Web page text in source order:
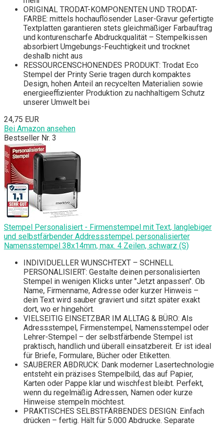
ORIGINAL TRODAT-KOMPONENTEN UND TRODAT-
FARBE: mittels hochauflösender Laser-Gravur gefertigte
Textplatten garantieren stets gleichmäßiger Farbauftrag
und konturenscharfe Abdruckqualität – Stempelkissen
absorbiert Umgebungs-Feuchtigkeit und trocknet
deshalb nicht aus
RESSOURCENSCHONENDES PRODUKT: Trodat Eco
Stempel der Printy Serie tragen durch kompaktes
Design, hohen Anteil an recycelten Materialien sowie
energieeffizienter Produktion zu nachhaltigem Schutz
unserer Umwelt bei
24,75 EUR
Bei Amazon ansehen
Bestseller Nr. 3
Stempel Personalisiert - Firmenstempel mit Text, langlebiger
und selbstfärbender Addressstempel, personalisierter
Namensstempel 38x14mm, max. 4 Zeilen, schwarz (S)
INDIVIDUELLER WUNSCHTEXT – SCHNELL
PERSONALISIERT: Gestalte deinen personalisierten
Stempel in wenigen Klicks unter "Jetzt anpassen". Ob
Name, Firmenname, Adresse oder kurzer Hinweis –
dein Text wird sauber graviert und sitzt später exakt
dort, wo er hingehört.
VIELSEITIG EINSETZBAR IM ALLTAG & BÜRO: Als
Adressstempel, Firmenstempel, Namensstempel oder
Lehrer-Stempel – der selbstfärbende Stempel ist
praktisch, handlich und überall einsatzbereit. Er ist ideal
für Briefe, Formulare, Bücher oder Etiketten.
SAUBERER ABDRUCK: Dank moderner Lasertechnologie
entsteht ein präzises Stempelbild, das auf Papier,
Karten oder Pappe klar und wischfest bleibt. Perfekt,
wenn du regelmäßig Adressen, Namen oder kurze
Hinweise stempeln möchtest.
PRAKTISCHES SELBSTFÄRBENDES DESIGN: Einfach
drücken – fertig. Hält für 5.000 Abdrucke. Separate